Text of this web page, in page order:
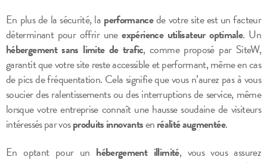
En plus de la sécurité, la performancede votre site est un facteur
déterminant pour offrir uneexpérience utilisateur optimale. Un
hébergement sans limite de trafic, comme proposé par SiteW,
garantit que votre site reste accessible et performant, même en cas
de pics de fréquentation. Cela signifie que vous n’aurez pas à vous
soucier des ralentissements ou des interruptions de service, même
lorsque votre entreprise connaît une hausse soudaine de visiteurs
intéressés par vosproduits innovantsenréalité augmentée.
En optant pour un hébergement illimité, vous vous assurez